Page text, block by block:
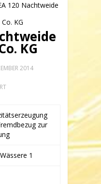
120 Nachtweide
KG
KG
2014
FÜR
EK
GMBH
&
CO.
zur
1